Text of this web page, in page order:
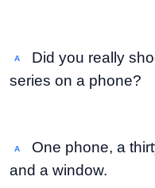
A
Did you really
series on a phone?
A
One phone, a
and a window.